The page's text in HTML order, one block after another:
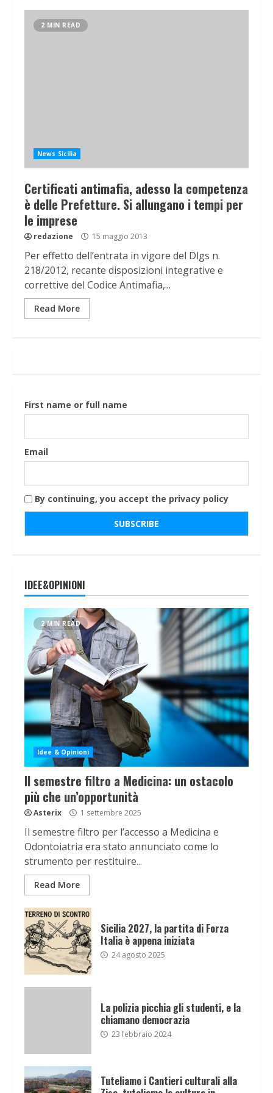
2 MIN READ
News Sicilia
Certificati antimafia, adesso la competenza
è delle Prefetture. Si allungano i tempi per
le imprese
redazione 15 maggio 2013
Per effetto dell’entrata in vigore del Dlgs n.
218/2012, recante disposizioni integrative e
correttive del Codice Antimafia,...
Read More
First name or full name
Email
By continuing, you accept the privacy policy
IDEE&OPINIONI
2 MIN READ
Idee & Opinioni
Il semestre filtro a Medicina: un ostacolo
più che un’opportunità
Asterix 1 settembre 2025
Il semestre filtro per l’accesso a Medicina e
Odontoiatria era stato annunciato come lo
strumento per restituire...
Read More
Sicilia 2027, la partita di Forza
Italia è appena iniziata
24 agosto 2025
La polizia picchia gli studenti, e la
chiamano democrazia
23 febbraio 2024
Tuteliamo i Cantieri culturali alla